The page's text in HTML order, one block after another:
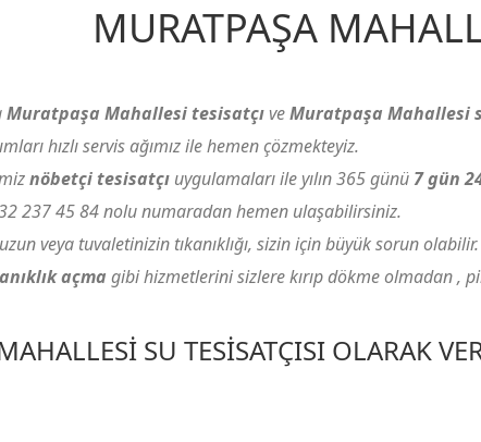
MURATPAŞA
Muratpaşa Mahallesi tesisatçıveMuratpaşa Mahallesi
hızlı servis ağımız ile hemen çözmekteyiz.
nöbetçi tesisatçı uygulamaları ile yılın 365 günü 7 gün
237 45 84nolu numaradan hemen ulaşabilirsiniz.
veya tuvaletinizin tıkanıklığı, sizin için büyük sorun olabilir.
açma gibi hizmetlerini sizlere kırıp dökme olmadan ,
SU TESISATÇISI OLARAK